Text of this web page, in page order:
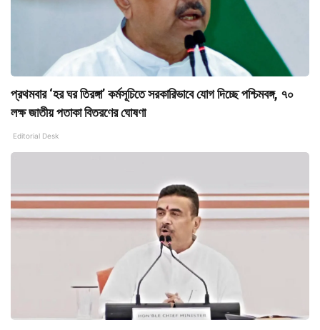
প্রথমবার ‘হর ঘর তিরঙ্গা’ কর্মসূচিতে সরকারিভাবে যোগ দিচ্ছে পশ্চিমবঙ্গ, ৭০
লক্ষ জাতীয় পতাকা বিতরণের ঘোষণা
Editorial Desk